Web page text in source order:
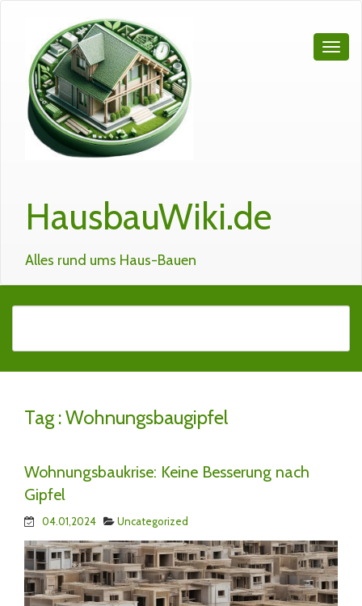
HausbauWiki.de
Alles rund ums Haus-Bauen
Tag :Wohnungsbaugipfel
Wohnungsbaukrise: Keine Besserung nach
Gipfel
04.01,2024 Uncategorized